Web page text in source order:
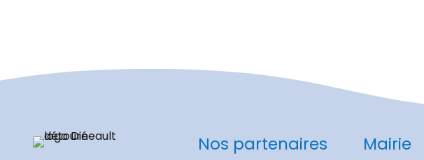
Nos partenaires Mairie